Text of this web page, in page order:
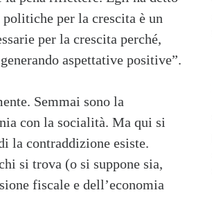
per la crescita è un
per la crescita perché,
aspettative positive”.
Semmai sono la
con la socialità. Ma qui si
la contraddizione esiste.
si trova (o si suppone sia,
fiscale e dell’economia